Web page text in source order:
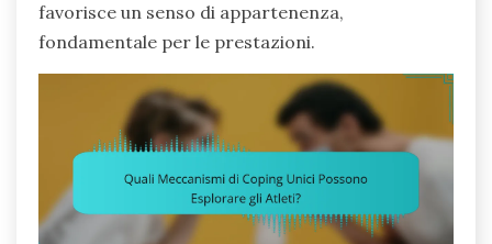
favorisce un senso di appartenenza,
fondamentale per le prestazioni.